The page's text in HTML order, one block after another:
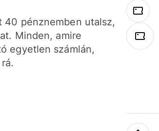
40 pénznemben utalsz,
Minden, amire
egyetlen számlán,